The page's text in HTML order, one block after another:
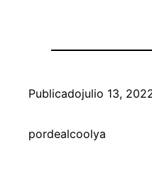
Publicadojulio 13,
pordealcoolya